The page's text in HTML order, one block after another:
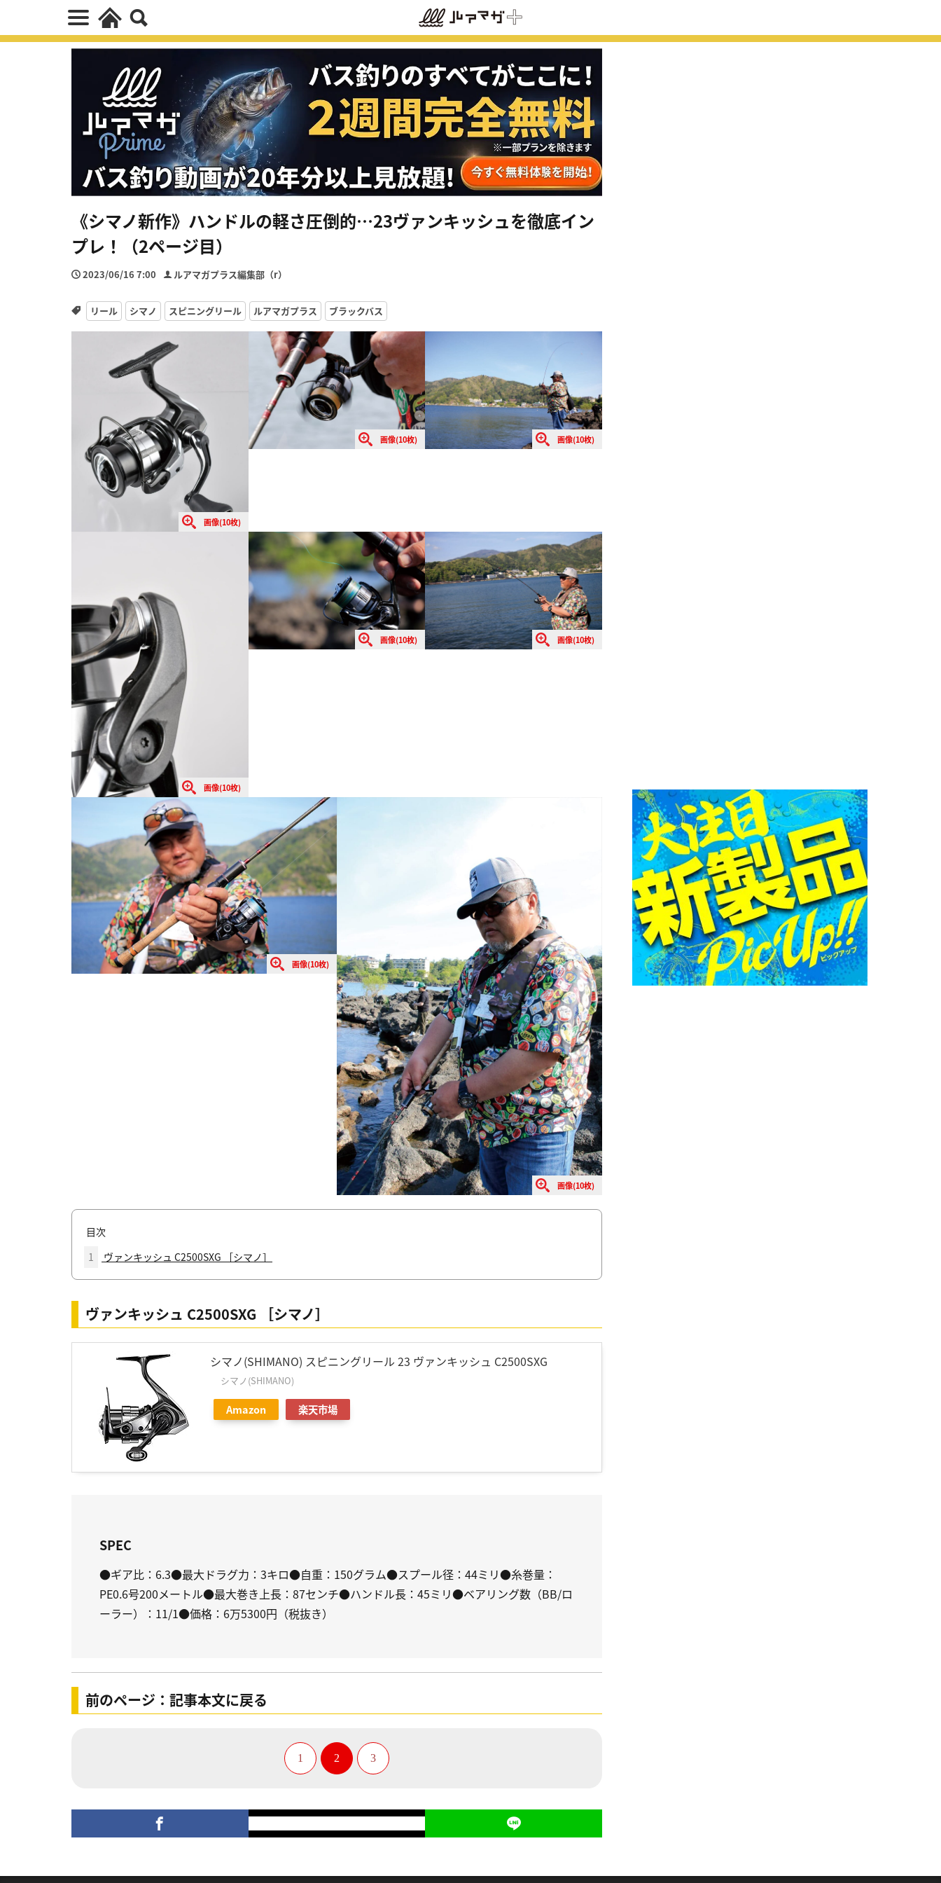
《シマノ新作》ハンドルの軽さ圧倒的…23ヴァンキッシュを徹底イン
プレ！（2ページ目）
2023/06/16 7:00 ルアマガプラス編集部（r）
リール シマノ スピニングリール ルアマガプラス ブラックバス
画像(10枚)
画像(10枚) 画像(10枚)
画像(10枚)
画像(10枚) 画像(10枚)
画像(10枚)
画像(10枚)
目次
1
ヴァンキッシュ C2500SXG ［シマノ］
ヴァンキッシュ C2500SXG ［シマノ］
シマノ(SHIMANO) スピニングリール 23 ヴァンキッシュ C2500SXG
シマノ(SHIMANO)
Amazon 楽天市場
SPEC
●ギア比：6.3●最大ドラグ力：3キロ●自重：150グラム●スプール径：44ミリ●糸巻量：
PE0.6号200メートル●最大巻き上長：87センチ●ハンドル長：45ミリ●ベアリング数（BB/ロ
ーラー）：11/1●価格：6万5300円（税抜き）
前のページ：記事本文に戻る
1 2 3